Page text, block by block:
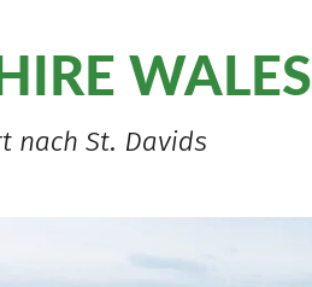
WALES
nach St. Davids